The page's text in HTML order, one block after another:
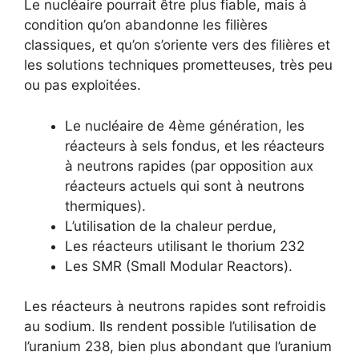
Le nucléaire pourrait être plus fiable, mais à
condition qu’on abandonne les filières
classiques, et qu’on s’oriente vers des filières et
les solutions techniques prometteuses, très peu
ou pas exploitées.
Le nucléaire de 4ème génération, les
réacteurs à sels fondus, et les réacteurs
à neutrons rapides (par opposition aux
réacteurs actuels qui sont à neutrons
thermiques).
L’utilisation de la chaleur perdue,
Les réacteurs utilisant le thorium 232
Les SMR (Small Modular Reactors).
Les réacteurs à neutrons rapides sont refroidis
au sodium. Ils rendent possible l’utilisation de
l’uranium 238, bien plus abondant que l’uranium